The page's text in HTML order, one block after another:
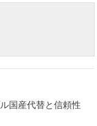
国産代替と信頼性